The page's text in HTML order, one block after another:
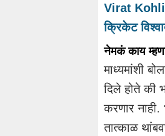
Virat Kohli :
क्रिकेट
नेमकं काय
माध्यमांशी
दिले होते की
करणार
तात्काळ